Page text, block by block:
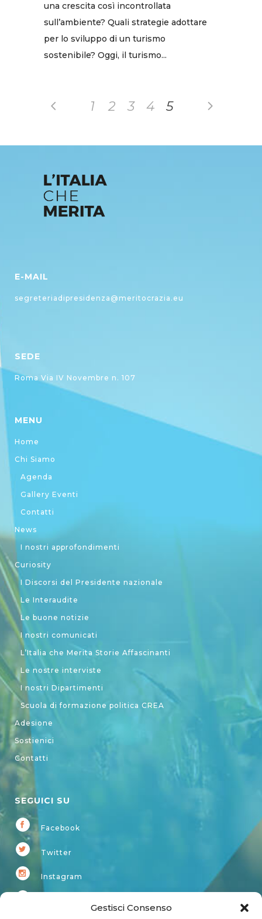
Gestisci Consenso
una crescita così incontrollata
sull’ambiente? Quali strategie adottare
per lo sviluppo di un turismo
sostenibile? Oggi, il turismo...
1 2 3 4 5
E-MAIL
segreteriadipresidenza@meritocrazia.eu
SEDE
Roma Via IV Novembre n. 107
MENU
Home
Chi Siamo
Agenda
Gallery Eventi
Contatti
News
I nostri approfondimenti
Curiosity
I Discorsi del Presidente nazionale
Le Interaudite
Le buone notizie
I nostri comunicati
L’Italia che Merita Storie Affascinanti
Le nostre interviste
I nostri Dipartimenti
Scuola di formazione politica CREA
Adesione
Sostienici
Contatti
SEGUICI SU
Facebook
Twitter
Instagram